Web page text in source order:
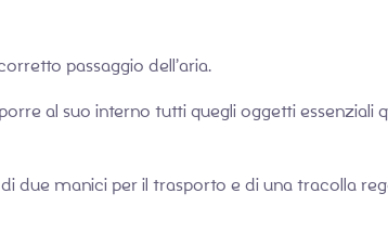
passaggio dell’aria.
al suo interno tutti quegli oggetti essenziali
due manici per il trasporto e di una tracolla